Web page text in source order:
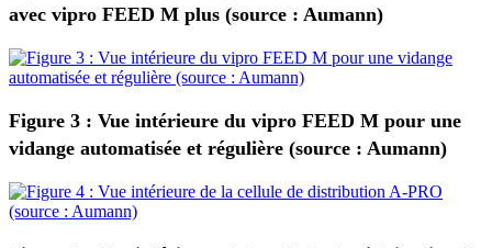
avec vipro FEED M plus (source : Aumann)
Figure 3 : Vue intérieure du vipro FEED M pour une
vidange automatisée et régulière (source : Aumann)